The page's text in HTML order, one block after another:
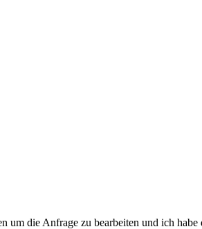
um die Anfrage zu bearbeiten und ich habe